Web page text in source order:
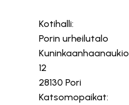
Kotihalli:
Porin urheilutalo
Kuninkaanhaanaukio
12
28130 Pori
Katsomopaikat: